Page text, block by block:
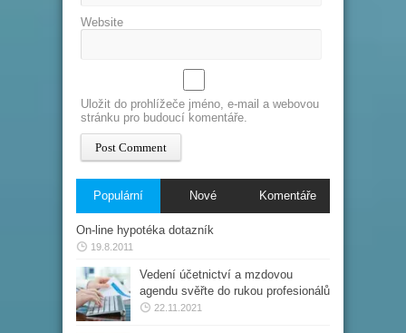
Website
Uložit do prohlížeče jméno, e-mail a webovou
stránku pro budoucí komentáře.
Populární Nové Komentáře
On-line hypotéka dotazník
19.8.2011
Vedení účetnictví a mzdovou
agendu svěřte do rukou profesionálů
22.11.2021